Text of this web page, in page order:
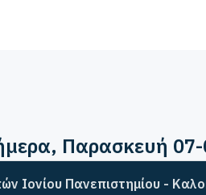
, Παρασκευή
Ιονίου Πανεπιστημίου -